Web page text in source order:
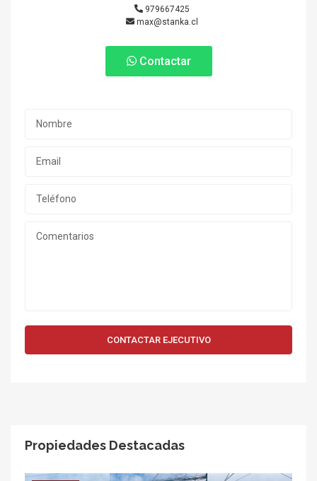
979667425
max@stanka.cl
Contactar
CONTACTAR EJECUTIVO
Propiedades Destacadas